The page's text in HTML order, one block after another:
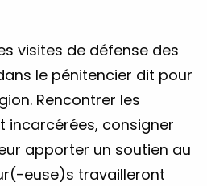
visites de défense des
le pénitencier dit pour
Rencontrer les
incarcérées, consigner
apporter un soutien au
euse)s travailleront